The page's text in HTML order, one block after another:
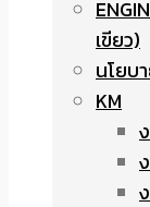
เขียว)
นโยบ
KM